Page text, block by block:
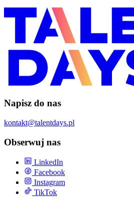
Napisz do nas
kontakt@talentdays.pl
Obserwuj nas
LinkedIn
Facebook
Instagram
TikTok